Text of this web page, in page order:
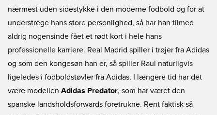
nærmest uden sidestykke i den moderne fodbold og for at
understrege hans store personlighed, så har han tilmed
aldrig nogensinde fået et rødt kort i hele hans
professionelle karriere. Real Madrid spiller i trøjer fra Adidas
og som den kongesøn han er, så spiller Raul naturligvis
ligeledes i fodboldstøvler fra Adidas. I længere tid har det
være modellen Adidas Predator, som har været den
spanske landsholdsforwards foretrukne. Rent faktisk så